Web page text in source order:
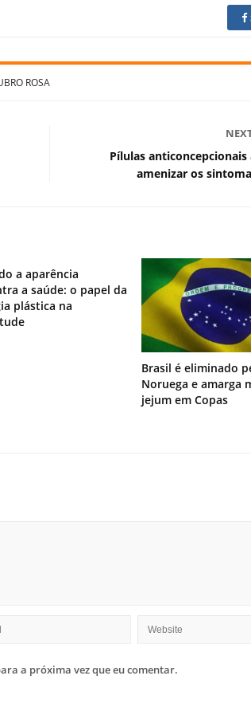
ROSA
Pílulas anticoncepcionais
amenizar os
a aparência
a saúde: o papel da
plástica na
Brasil é eliminado
Noruega e amarga
jejum em Copas
a próxima vez que eu comentar.